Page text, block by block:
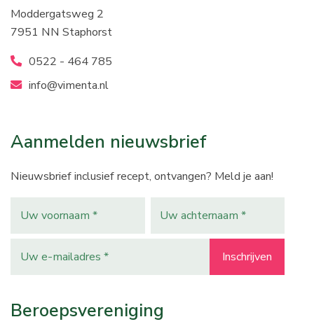
Moddergatsweg 2
7951 NN Staphorst
0522 - 464 785
info@vimenta.nl
Aanmelden nieuwsbrief
Nieuwsbrief inclusief recept, ontvangen? Meld je aan!
Beroepsvereniging